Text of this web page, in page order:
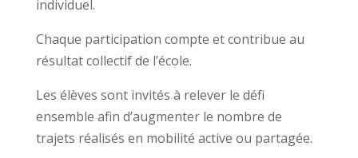
individuel.
Chaque participation compte et contribue au
résultat collectif de l’école.
Les élèves sont invités à relever le défi
ensemble afin d’augmenter le nombre de
trajets réalisés en mobilité active ou partagée.